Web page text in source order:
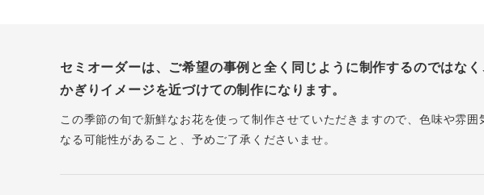
セミオーダーは、ご希望の事例と全く同じように制作するのではな
かぎりイメージを近づけての制作になります。
この季節の旬で新鮮なお花を使って制作させていただきますので、色味や雰囲
なる可能性があること、予めご了承くださいませ。